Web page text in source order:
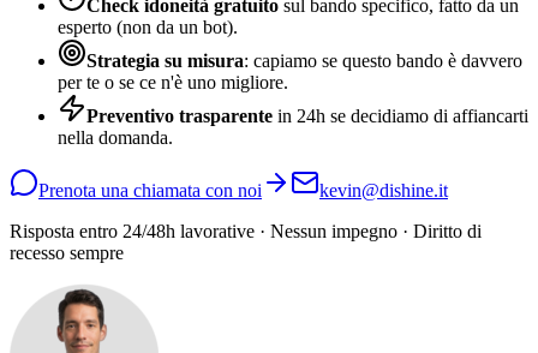
Check idoneità gratuito sul bando specifico, fatto da un
esperto (non da un bot).
Strategia su misura: capiamo se questo bando è davvero
per te o se ce n'è uno migliore.
Preventivo trasparente in 24h se decidiamo di affiancarti
nella domanda.
Prenota una chiamata con noi
kevin@dishine.it
Risposta entro 24/48h lavorative · Nessun impegno · Diritto di
recesso sempre